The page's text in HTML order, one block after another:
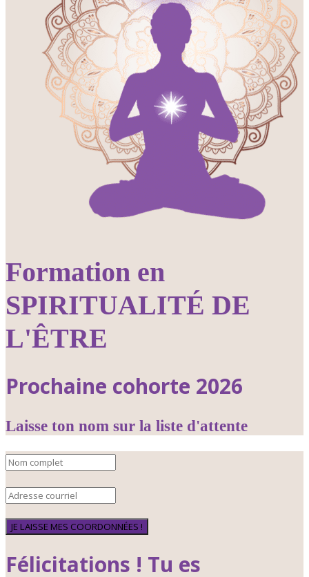
Formation en
SPIRITUALITÉ DE
L'ÊTRE
Prochaine cohorte 2026
Laisse ton nom sur la liste d'attente
JE LAISSE MES COORDONNÉES !
Félicitations ! Tu es